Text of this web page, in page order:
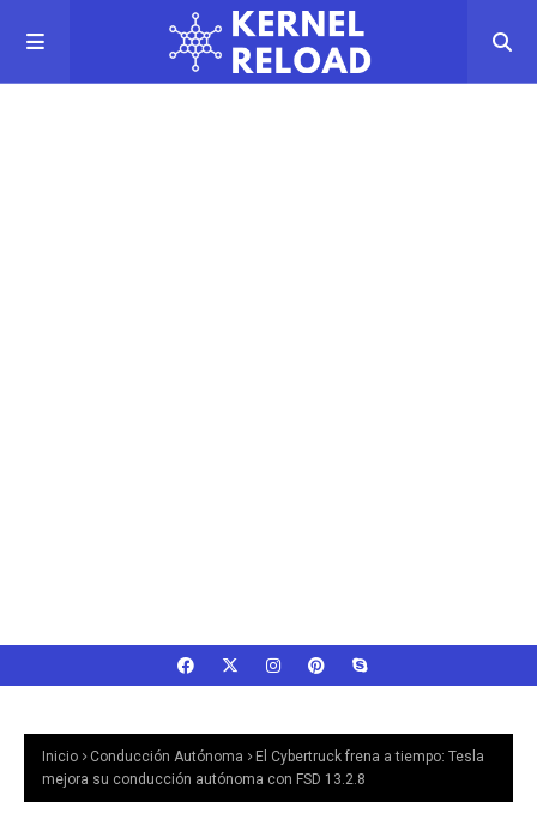
Inicio Conducción Autónoma
El Cybertruck frena a tiempo: Tesla
mejora su conducción autónoma con FSD 13.2.8